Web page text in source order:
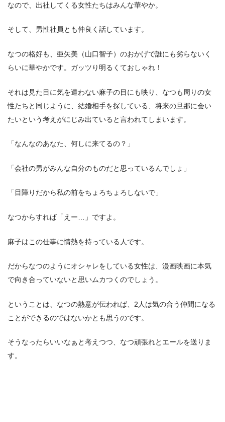
なので、出社してくる女性たちはみんな華やか。
そして、男性社員とも仲良く話しています。
なつの格好も、亜矢美（山口智子）のおかげで誰にも劣らないく
らいに華やかです。ガッツり明るくておしゃれ！
それは見た目に気を遣わない麻子の目にも映り、なつも周りの女
性たちと同じように、結婚相手を探している、将来の旦那に会い
たいという考えがにじみ出ていると言われてしまいます。
「なんなのあなた、何しに来てるの？」
「会社の男がみんな自分のものだと思っているんでしょ」
「目障りだから私の前をちょろちょろしないで」
なつからすれば「えー…」ですよ。
麻子はこの仕事に情熱を持っている人です。
だからなつのようにオシャレをしている女性は、漫画映画に本気
で向き合っていないと思いムカつくのでしょう。
ということは、なつの熱意が伝われば、2人は気の合う仲間になる
ことができるのではないかとも思うのです。
そうなったらいいなぁと考えつつ、なつ頑張れとエールを送りま
す。